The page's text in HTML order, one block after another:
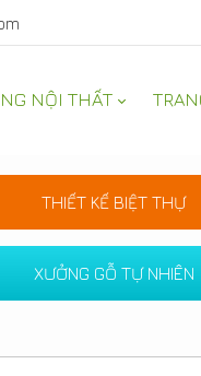
NỘI THẤT
THIẾT KẾ BIỆT THỰ
XƯỞNG GỖ TỰ NHIÊN